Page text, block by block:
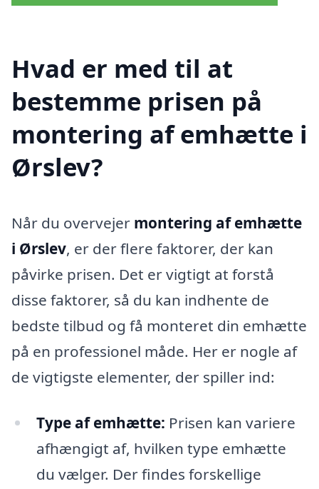
Hvad er med til at
bestemme prisen på
montering af emhætte i
Ørslev?
Når du overvejer montering af emhætte
i Ørslev, er der flere faktorer, der kan
påvirke prisen. Det er vigtigt at forstå
disse faktorer, så du kan indhente de
bedste tilbud og få monteret din emhætte
på en professionel måde. Her er nogle af
de vigtigste elementer, der spiller ind:
Type af emhætte: Prisen kan variere
afhængigt af, hvilken type emhætte
du vælger. Der findes forskellige